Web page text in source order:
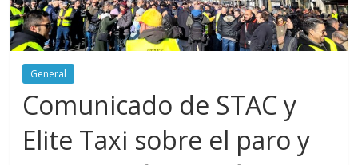
General
Comunicado de STAC y
Elite Taxi sobre el paro y